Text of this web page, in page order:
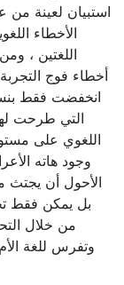
استبيان لعينة
الأخطاء
أخطاء فوج
التي طرحت
اللغوي على
وجود هاته
الأحول أن يجتث
بل يمكن فقط
من خلال
وتفرس للغة